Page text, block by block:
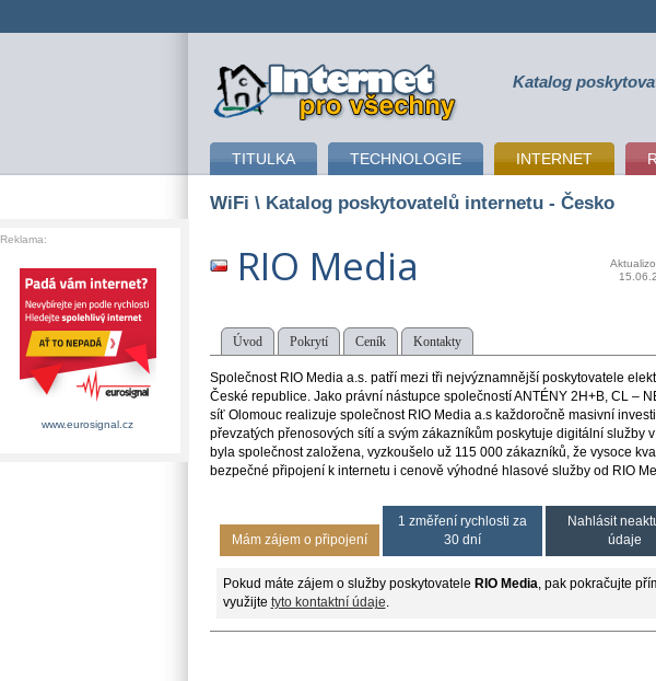
připojení k internetu Katalog
TITULKA TECHNOLOGIE INTERNET
WiFi \ Katalog poskytovatelů internetu - Česko
RIO Media
Úvod Pokrytí Ceník Kontakty
Společnost RIO Media a.s. patří mezi tři nejvýznamnější poskytovatele
České republice. Jako právní nástupce společností ANTÉNY 2H+B, CL –
síť Olomouc realizuje společnost RIO Media a.s každoročně masivní
převzatých přenosových sítí a svým zákazníkům poskytuje digitální služby
byla společnost založena, vyzkoušelo už 115 000 zákazníků, že vysoce
bezpečné připojení k internetu i cenově výhodné hlasové služby od RIO
Mám zájem o připojení
1 změření rychlosti za
30 dní
Nahlásit
údaje
Pokud máte zájem o služby poskytovatele RIO Media , pak pokračujte
využijte tyto kontaktní údaje
Reklama:
www.eurosignal.cz